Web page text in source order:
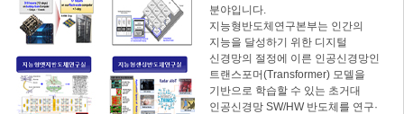
분야입니다.
지능형반도체연구본부는 인간의
지능을 달성하기 위한 디지털
신경망의 절정에 이른 인공신경망인
트랜스포머(Transformer) 모델을
기반으로 학습할 수 있는 초거대
인공신경망 SW/HW 반도체를 연구·